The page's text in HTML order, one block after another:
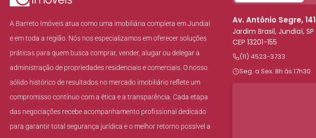
A Barreto Imóveis atua como uma imobiliária completa em Jundiaí
e em toda a região. Nós nos especializamos em oferecer soluções
práticas para quem busca comprar, vender, alugar ou delegar a
administração de propriedades residenciais e comerciais. O nosso
sólido histórico de resultados no mercado imobiliário reflete um
compromisso contínuo com a ética e a transparência. Cada etapa
das negociações recebe acompanhamento profissional dedicado
para garantir total segurança jurídica e o melhor retorno possível a
Av. Antônio Segre, 141
Jardim Brasil, Jundiaí, SP
CEP 13201-155
(11) 4523-3733
Seg. a Sex. 8h às 17h30